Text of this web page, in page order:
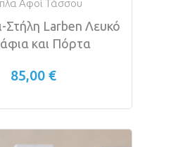
Αφοί Τάσσου
Στήλη Larben Λευκό
και Πόρτα
85,00 €